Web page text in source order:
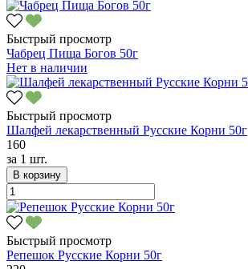
Быстрый просмотр
Чабрец Пища Богов 50г
Нет в наличии
Быстрый просмотр
Шалфей лекарственный Русские Корни 50г
160
за 1 шт.
В корзину
Быстрый просмотр
Репешок Русские Корни 50г